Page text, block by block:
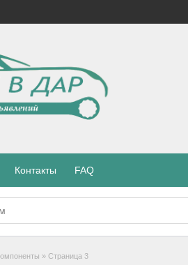
Контакты FAQ
» Страница 3